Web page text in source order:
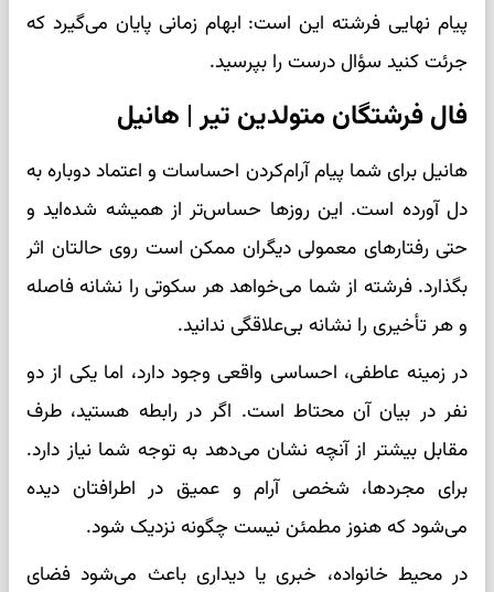
پیام نهایی فرشته این است: ابهام زمانی پایان می‌گیرد که
جرئت کنید سؤال درست را بپرسید.
فال فرشتگان متولدین تیر | هانیل
هانیل برای شما پیام آرام‌کردن احساسات و اعتماد دوباره به
دل آورده است. این روزها حساس‌تر از همیشه شده‌اید و
حتی رفتارهای معمولی دیگران ممکن است روی حالتان اثر
بگذارد. فرشته از شما می‌خواهد هر سکوتی را نشانه فاصله
و هر تأخیری را نشانه بی‌علاقگی ندانید.
در زمینه عاطفی، احساسی واقعی وجود دارد، اما یکی از دو
نفر در بیان آن محتاط است. اگر در رابطه هستید، طرف
مقابل بیشتر از آنچه نشان می‌دهد به توجه شما نیاز دارد.
برای مجردها، شخصی آرام و عمیق در اطرافتان دیده
می‌شود که هنوز مطمئن نیست چگونه نزدیک شود.
در محیط خانواده، خبری یا دیداری باعث می‌شود فضای